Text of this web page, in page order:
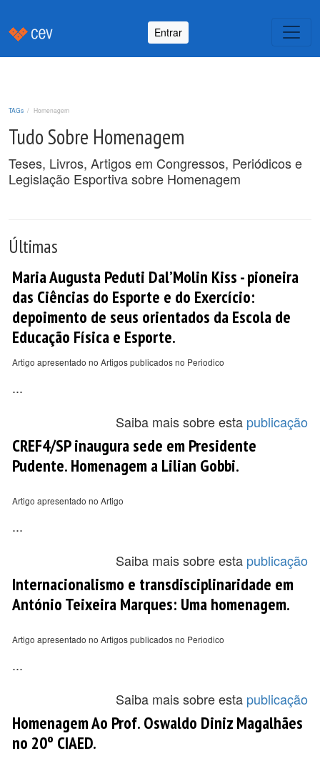
Entrar
TAGs Homenagem
Tudo Sobre Homenagem
Teses, Livros, Artigos em Congressos, Periódicos e
Legislação Esportiva sobre Homenagem
Últimas
Maria Augusta Peduti Dal’Molin Kiss - pioneira
das Ciências do Esporte e do Exercício:
depoimento de seus orientados da Escola de
Educação Física e Esporte.
Artigo apresentado no Artigos publicados no Periodico
...
Saiba mais sobre esta publicação
CREF4/SP inaugura sede em Presidente
Pudente. Homenagem a Lilian Gobbi.
Artigo apresentado no Artigo
...
Saiba mais sobre esta publicação
Internacionalismo e transdisciplinaridade em
António Teixeira Marques: Uma homenagem.
Artigo apresentado no Artigos publicados no Periodico
...
Saiba mais sobre esta publicação
Homenagem Ao Prof. Oswaldo Diniz Magalhães
no 20º CIAED.